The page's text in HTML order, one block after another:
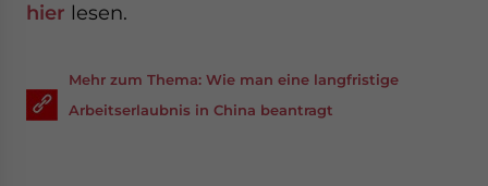
hier lesen.
Mehr zum Thema: Wie man eine langfristige
Arbeitserlaubnis in China beantragt